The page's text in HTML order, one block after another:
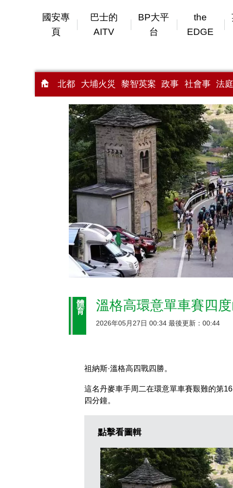
國安專
頁
巴士的
AITV
BP大平
台
the
EDGE
北都 大埔火災 黎智英案 政事 社會事 法
體
育
溫格高環意單車賽四
2026年05月27日 00:34 最後更新：00:44
祖納斯·溫格高四戰四勝。
這名丹麥車手周二在環意單車賽艱難的第
四分鐘。
點擊看圖輯